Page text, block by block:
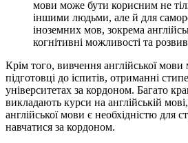
мови може бути корисним не
іншими людьми, але й для
іноземних мов, зокрема
когнітивні можливості та
Крім того, вивчення англійської
підготовці до іспитів, отриманні
університетах за кордоном. Багато
викладають курси на англійській
англійської мови є необхідністю для
навчатися за кордоном.